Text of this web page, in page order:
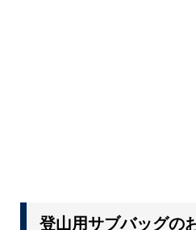
登山用サブバッグの